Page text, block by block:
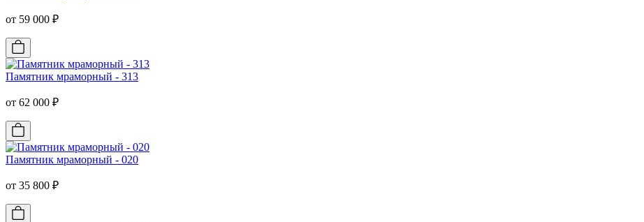
от 59 000 ₽
Памятник мраморный - 313
от 62 000 ₽
Памятник мраморный - 020
от 35 800 ₽